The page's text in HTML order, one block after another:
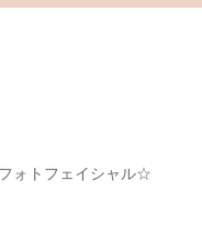
ォトフェイシャル☆